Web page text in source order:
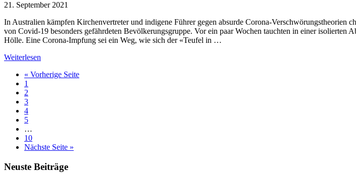
Corona
21. September 2021
In Australien kämpfen Kirchenvertreter und indigene Führer gegen absurde Corona-
von Covid-19 besonders gefährdeten Bevölkerungsgruppe. Vor ein paar Wochen tauchten in einer
Hölle. Eine Corona-Impfung sei ein Weg, wie sich der «Teufel in …
Fanatisierte
Angstmacher-
Mission
Aborigines
Weiterlesen
« Vorherige Seiteaufrufen
Seite
1
Seite
2
Seite
3
Seite
4
Seite
5
Weggelassene
Zwischenseiten
…
Seite
10
Nächste Seite aufrufen
»
Seitenspalte
Neuste Beiträge